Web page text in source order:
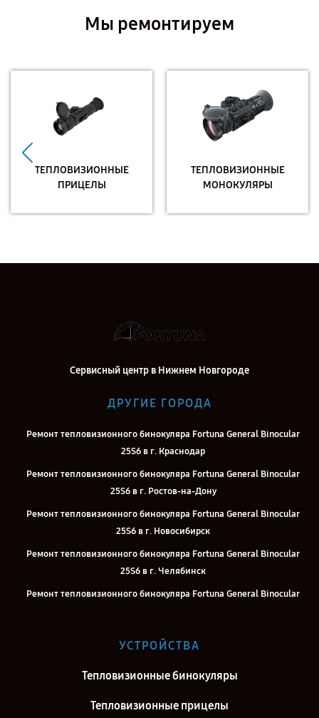
Мы ремонтируем
ТЕПЛОВИЗИОННЫЕ
ПРИЦЕЛЫ
ТЕПЛОВИЗИОННЫЕ
МОНОКУЛЯРЫ
Сервисный центр в Нижнем Новгороде
ДРУГИЕ ГОРОДА
Ремонт тепловизионного бинокуляра Fortuna General Binocular
25S6 в г. Краснодар
Ремонт тепловизионного бинокуляра Fortuna General Binocular
25S6 в г. Ростов-на-Дону
Ремонт тепловизионного бинокуляра Fortuna General Binocular
25S6 в г. Новосибирск
Ремонт тепловизионного бинокуляра Fortuna General Binocular
25S6 в г. Челябинск
Ремонт тепловизионного бинокуляра Fortuna General Binocular
25S6 в г. Казань
Ремонт тепловизионного бинокуляра Fortuna General Binocular
Ремонт тепловизионного бинокуляра Fortuna General Binocular
УСТРОЙСТВА
Тепловизионные бинокуляры
Тепловизионные прицелы